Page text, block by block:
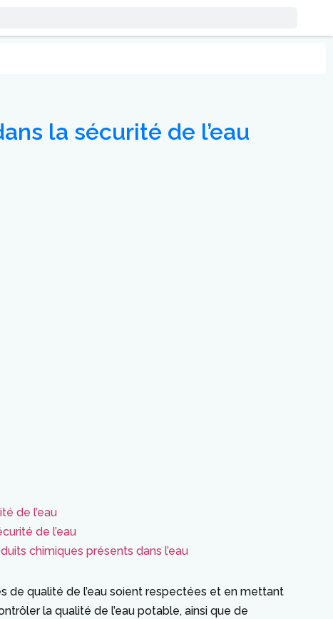
la sécurité de l’eau
de l’eau
de l’eau
chimiques présents dans l’eau
de qualité de l’eau soient respectées et en mettant
la qualité de l’eau potable, ainsi que de